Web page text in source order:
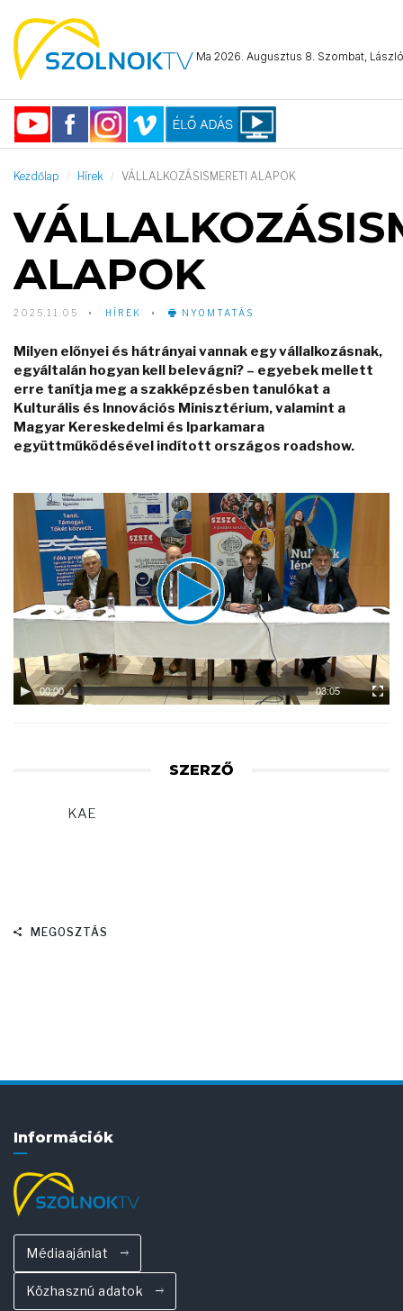
Ma 2026. Augusztus 8. Szombat,
Kezdőlap Hírek VÁLLALKOZÁSISMERETI ALAPOK
ALAPOK
2025.11.05 HÍREK NYOMTATÁS
Milyen előnyei és hátrányai vannak egy vállalkozásnak,
egyáltalán hogyan kell belevágni? – egyebek mellett
erre tanítja meg a szakképzésben tanulókat a
Kulturális és Innovációs Minisztérium, valamint a
Magyar Kereskedelmi és Iparkamara
együttműködésével indított országos roadshow.
Video
Player
00:00 03:05
SZERZŐ
KAE
MEGOSZTÁS
Információk
Médiaajánlat
Közhasznú adatok